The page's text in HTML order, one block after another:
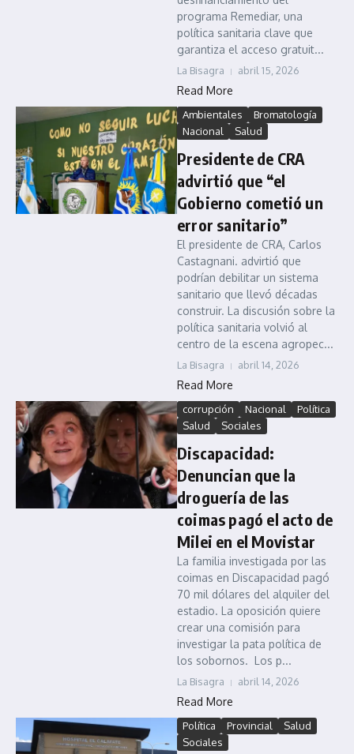
programa Remediar, una
política sanitaria clave que
garantiza el acceso gratuit...
La Bisagra abril 15, 2026
Read More
Ambientales
Bromatología
Nacional
Salud
Presidente de CRA
advirtió que “el
Gobierno cometió un
error sanitario”
El presidente de CRA, Carlos
Castagnani. advirtió que
podrían debilitar un sistema
sanitario que llevó décadas
construir. La discusión sobre la
política sanitaria volvió al
centro de la escena agropec...
La Bisagra abril 14, 2026
Read More
corrupción Nacional
Política
Salud
Sociales
Discapacidad:
Denuncian que la
droguería de las
coimas pagó el acto de
Milei en el Movistar
La familia investigada por las
coimas en Discapacidad pagó
70 mil dólares del alquiler del
estadio. La oposición quiere
crear una comisión para
investigar la pata política de
los sobornos. Los p...
La Bisagra abril 14, 2026
Read More
Política Provincial
Salud
Sociales